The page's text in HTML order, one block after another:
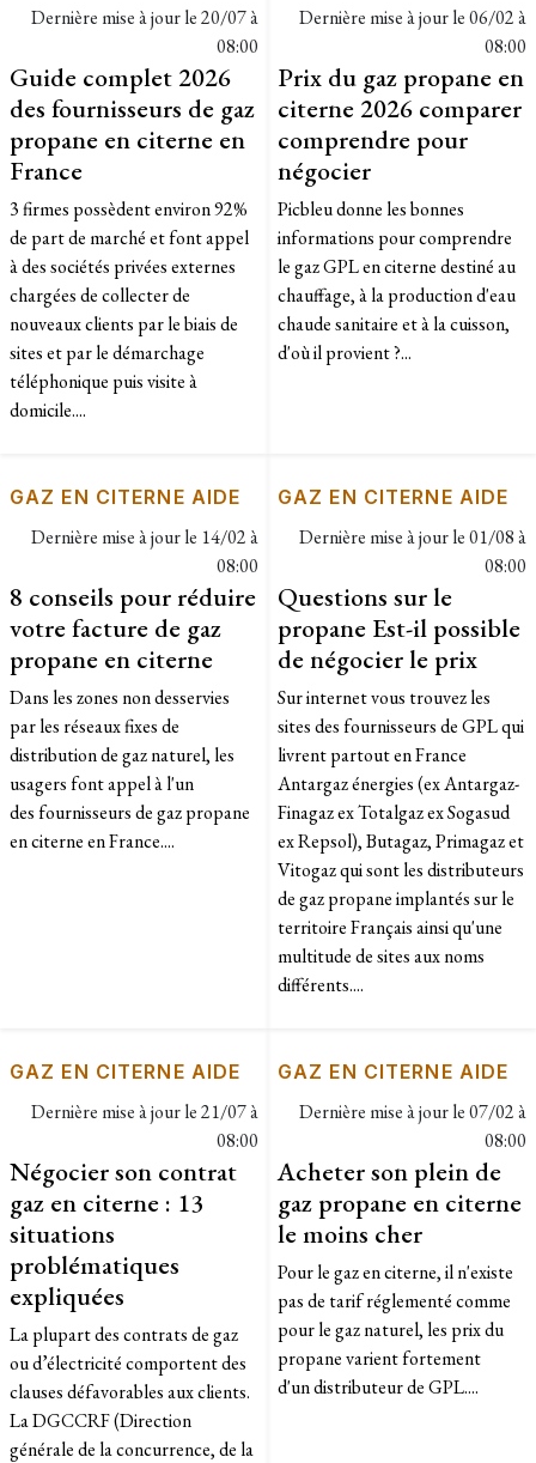
Dernière mise à jour le20/07 à
08:00
Guide complet 2026
des fournisseurs de gaz
propane en citerne en
France
3 firmes possèdent environ 92%
de part de marché et font appel
à des sociétés privées externes
chargées de collecter de
nouveaux clients par le biais de
sites et par le démarchage
téléphonique puis visite à
domicile....
Dernière mise à jour le06/02 à
08:00
Prix du gaz propane en
citerne 2026 comparer
comprendre pour
négocier
Picbleu donne les bonnes
informations pour comprendre
le gaz GPL en citerne destiné au
chauffage, à la production d'eau
chaude sanitaire et à la cuisson,
d'où il provient ?...
GAZ EN CITERNE AIDE
Dernière mise à jour le 14/02 à
08:00
8 conseils pour réduire
votre facture de gaz
propane en citerne
Dans les zones non desservies
par les réseaux fixes de
distribution de gaz naturel, les
usagers font appel à l'un
des fournisseurs de gaz propane
en citerne en France....
GAZ EN CITERNE AIDE
Dernière mise à jour le01/08 à
08:00
Questions sur le
propane Est-il possible
de négocier le prix
Sur internet vous trouvez les
sites des fournisseurs de GPL qui
livrent partout en France
Antargaz énergies (ex Antargaz-
Finagaz ex Totalgaz ex Sogasud
ex Repsol), Butagaz, Primagaz et
Vitogaz qui sont les distributeurs
de gaz propane implantés sur le
territoire Français ainsi qu'une
multitude de sites aux noms
différents....
GAZ EN CITERNE AIDE
Dernière mise à jour le21/07 à
08:00
Négocier son contrat
gaz en citerne : 13
situations
problématiques
expliquées
La plupart des contrats de gaz
ou d’électricité comportent des
clauses défavorables aux clients.
La DGCCRF (Direction
générale de la concurrence, de la
GAZ EN CITERNE AIDE
Dernière mise à jour le07/02 à
08:00
Acheter son plein de
gaz propane en citerne
le moins cher
Pour le gaz en citerne, il n'existe
pas de tarif réglementé comme
pour le gaz naturel, les prix du
propane varient fortement
d'un distributeur de GPL....